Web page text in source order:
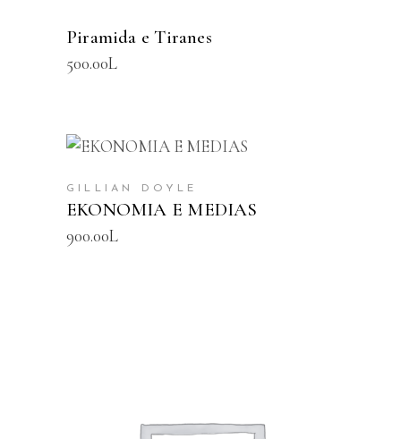
Piramida e Tiranes
500.00L
GILLIAN DOYLE
EKONOMIA E MEDIAS
900.00L